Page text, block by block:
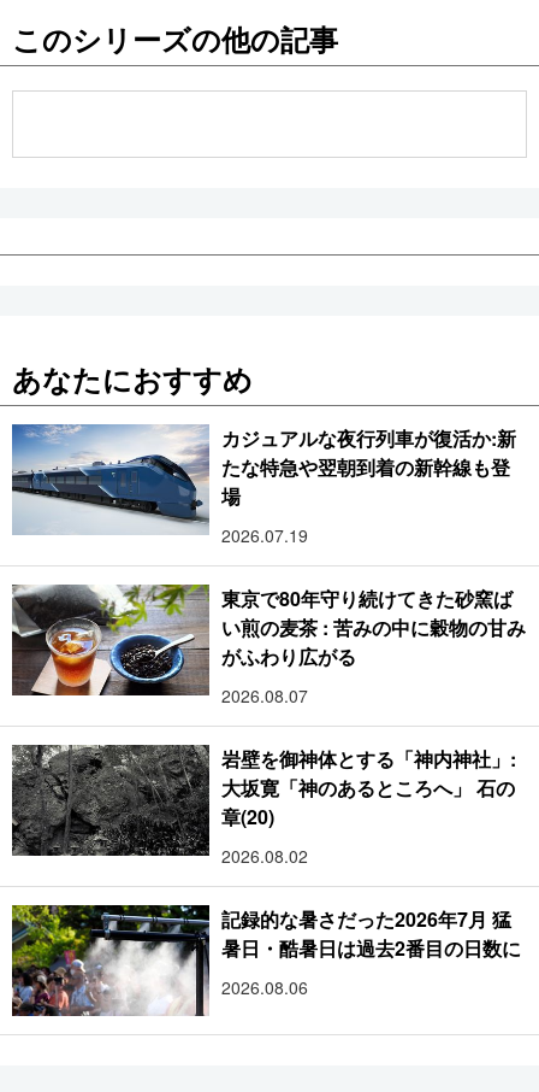
このシリーズの他の記事
あなたにおすすめ
カジュアルな夜行列車が復活か:新
たな特急や翌朝到着の新幹線も登
場
2026.07.19
東京で80年守り続けてきた砂窯ば
い煎の麦茶 : 苦みの中に穀物の甘み
がふわり広がる
2026.08.07
岩壁を御神体とする「神内神社」:
大坂寛「神のあるところへ」 石の
章(20)
2026.08.02
記録的な暑さだった2026年7月 猛
暑日・酷暑日は過去2番目の日数に
2026.08.06